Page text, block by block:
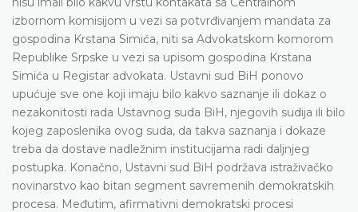
izbornom komisijom u vezi sa potvrđivanjem mandata za
gospodina Krstana Simića, niti sa Advokatskom komorom
Republike Srpske u vezi sa upisom gospodina Krstana
Simića u Registar advokata. Ustavni sud BiH ponovo
upućuje sve one koji imaju bilo kakvo saznanje ili dokaz o
nezakonitosti rada Ustavnog suda BiH, njegovih sudija ili bilo
kojeg zaposlenika ovog suda, da takva saznanja i dokaze
treba da dostave nadležnim institucijama radi daljnjeg
postupka. Konačno, Ustavni sud BiH podržava istraživačko
novinarstvo kao bitan segment savremenih demokratskih
procesa. Međutim, afirmativni demokratski procesi